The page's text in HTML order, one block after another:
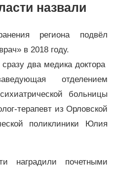
назвали
региона подвёл
в 2018 году.
два медика доктора
отделением
больницы
терапевт из Орловской
поликлиники Юлия
наградили почетными